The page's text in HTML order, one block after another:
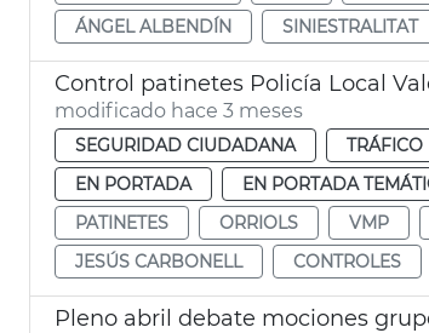
ÁNGEL ALBENDÍN
SINIESTRALITAT
Control patinetes Policía Local
modificado hace 3 meses
SEGURIDAD CIUDADANA TRÁFICO
EN PORTADA
EN PORTADA
PATINETES
ORRIOLS VMP
JESÚS CARBONELL
CONTROLES
Pleno abril debate mociones